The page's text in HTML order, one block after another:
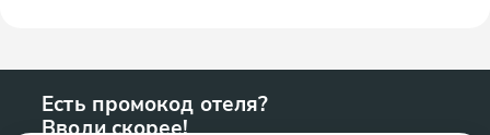
Есть промокод отеля?
Вводи скорее!